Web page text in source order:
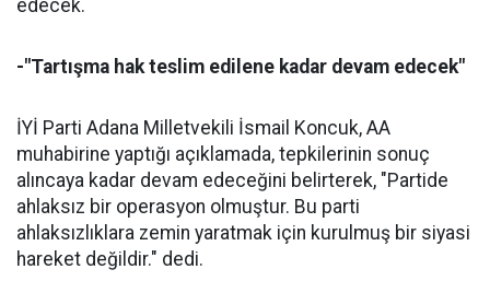
edecek.
-"Tartışma hak teslim edilene kadar devam edecek"
İYİ Parti Adana Milletvekili İsmail Koncuk, AA
muhabirine yaptığı açıklamada, tepkilerinin sonuç
alıncaya kadar devam edeceğini belirterek, "Partide
ahlaksız bir operasyon olmuştur. Bu parti
ahlaksızlıklara zemin yaratmak için kurulmuş bir siyasi
hareket değildir." dedi.